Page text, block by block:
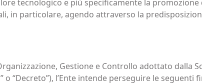
tecnologico e più specificamente la
in particolare, agendo attraverso la
Gestione e Controllo adottato dalla
o “Decreto”), l’Ente intende perseguire le seguenti